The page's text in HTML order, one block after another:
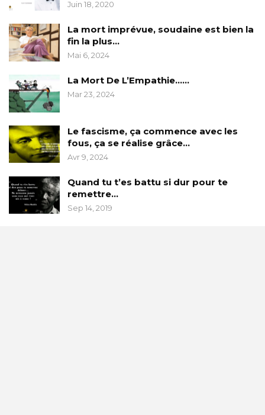
Juin 18, 2020
La mort imprévue, soudaine est bien la
fin la plus…
Mai 6, 2024
La Mort De L’Empathie……
Mar 23, 2024
Le fascisme, ça commence avec les
fous, ça se réalise grâce…
Avr 9, 2024
Quand tu t’es battu si dur pour te
remettre…
Sep 14, 2019